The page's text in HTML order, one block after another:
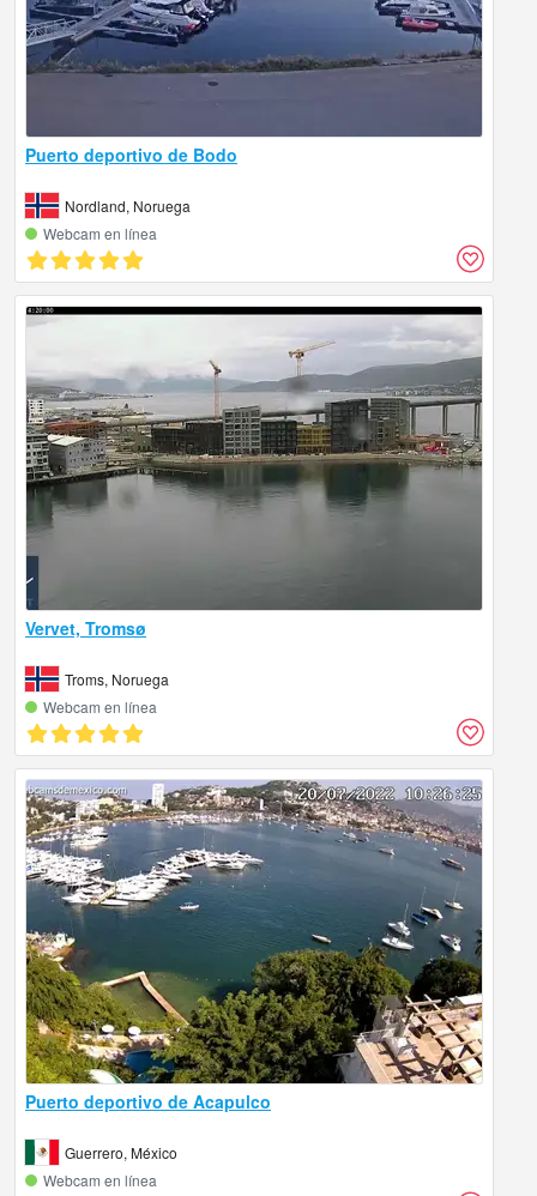
Puerto deportivo de Bodo
Nordland, Noruega
Webcam en línea
Vervet, Tromsø
Troms, Noruega
Webcam en línea
Puerto deportivo de Acapulco
Guerrero, México
Webcam en línea